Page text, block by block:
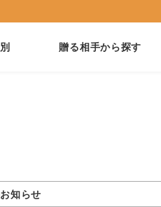
贈る相手から探す
知らせ